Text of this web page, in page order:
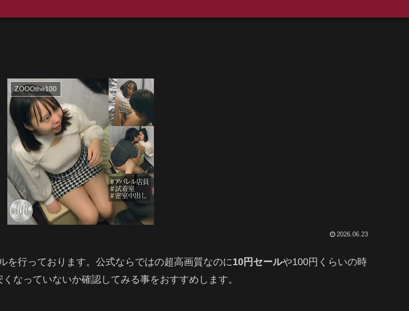
ZOOOthe100
2026.06.23
行っております。公式ならではの超高画質なのに10円セールや100円くらいの時
なっていないか確認してみる事をおすすめします。